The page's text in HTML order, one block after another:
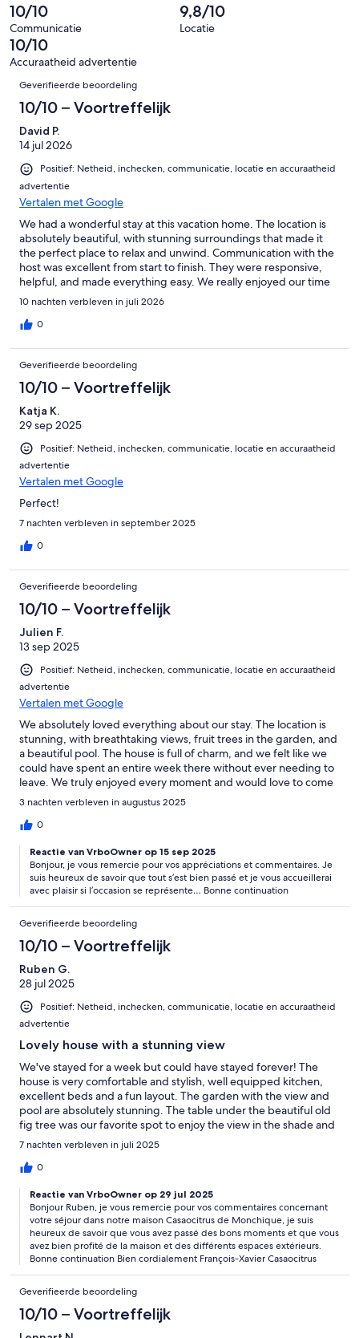
beoordelingen
8
beoordelingen
slecht.
0
van
8
10/10
Communicatie
9,8/10
Locatie
10/10
Accuraatheid advertentie
Beoordelingen
Geverifieerde beoordeling
10/10 – Voortreffelijk
David P.
14 jul 2026
Positief: Netheid, inchecken, communicatie, locatie en accuraatheid
advertentie
Vertalen met Google
We had a wonderful stay at this vacation home. The location is
absolutely beautiful, with stunning surroundings that made it
the perfect place to relax and unwind. Communication with the
host was excellent from start to finish. They were responsive,
helpful, and made everything easy. We really enjoyed our time
here and would happily stay again.
10 nachten verbleven in juli 2026
0
Geverifieerde beoordeling
10/10 – Voortreffelijk
Katja K.
29 sep 2025
Positief: Netheid, inchecken, communicatie, locatie en accuraatheid
advertentie
Vertalen met Google
Perfect!
7 nachten verbleven in september 2025
0
Geverifieerde beoordeling
10/10 – Voortreffelijk
Julien F.
13 sep 2025
Positief: Netheid, inchecken, communicatie, locatie en accuraatheid
advertentie
Vertalen met Google
We absolutely loved everything about our stay. The location is
stunning, with breathtaking views, fruit trees in the garden, and
a beautiful pool. The house is full of charm, and we felt like we
could have spent an entire week there without ever needing to
leave. We truly enjoyed every moment and would love to come
back if we get the chance. The hosts were extraordinary, and
3 nachten verbleven in augustus 2025
0
Reactie van VrboOwner op 15 sep 2025
Bonjour, je vous remercie pour vos appréciations et commentaires. Je
suis heureux de savoir que tout s’est bien passé et je vous accueillerai
avec plaisir si l’occasion se représente… Bonne continuation
Geverifieerde beoordeling
10/10 – Voortreffelijk
Ruben G.
28 jul 2025
Positief: Netheid, inchecken, communicatie, locatie en accuraatheid
advertentie
Lovely house with a stunning view
We've stayed for a week but could have stayed forever! The
house is very comfortable and stylish, well equipped kitchen,
excellent beds and a fun layout. The garden with the view and
pool are absolutely stunning. The table under the beautiful old
fig tree was our favorite spot to enjoy the view in the shade and
drink the lemonade we made from the lemons we collected in
the garden.The house is pitched high on a hill so it gets cool at
night. The windows are mosquito fenced so no need to use the
many things to do in the area but for us the house was all we
needed.
7 nachten verbleven in juli 2025
0
Reactie van VrboOwner op 29 jul 2025
Bonjour Ruben, je vous remercie pour vos commentaires concernant
votre séjour dans notre maison Casaocitrus de Monchique, je suis
heureux de savoir que vous avez passé des bons moments et que vous
avez bien profité de la maison et des différents espaces extérieurs.
Bonne continuation Bien cordialement François-Xavier Casaocitrus
Geverifieerde beoordeling
10/10 – Voortreffelijk